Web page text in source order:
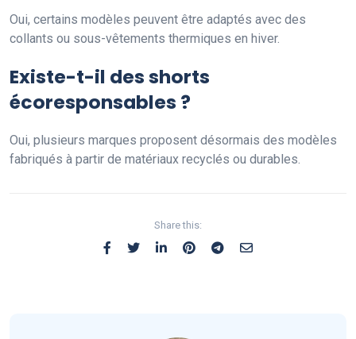
Oui, certains modèles peuvent être adaptés avec des
collants ou sous-vêtements thermiques en hiver.
Existe-t-il des shorts
écoresponsables ?
Oui, plusieurs marques proposent désormais des modèles
fabriqués à partir de matériaux recyclés ou durables.
Share this: